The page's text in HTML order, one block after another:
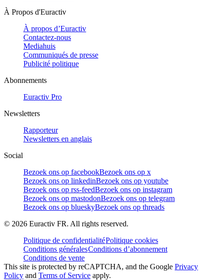
À Propos d'Euractiv
À propos d’Euractiv
Contactez-nous
Mediahuis
Communiqués de presse
Publicité politique
Abonnements
Euractiv Pro
Newsletters
Rapporteur
Newsletters en anglais
Social
Bezoek ons op facebookBezoek ons op x
Bezoek ons op linkedinBezoek ons op youtube
Bezoek ons op rss-feedBezoek ons op instagram
Bezoek ons op mastodonBezoek ons op telegram
Bezoek ons op blueskyBezoek ons op threads
© 2026 Euractiv FR. All rights reserved.
Politique de confidentialitéPolitique cookies
Conditions généralesConditions d’abonnement
Conditions de vente
This site is protected by reCAPTCHA, and the Google Privacy
Policy and Terms of Service apply.